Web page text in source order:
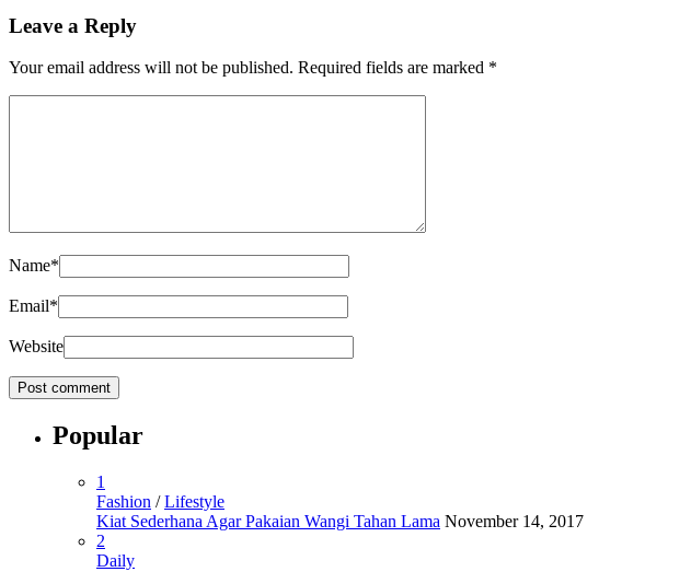
Leave a Reply
Your email address will not be published. Required fields are marked *
Name*
Email*
Website
Popular
1
Fashion /Lifestyle
Kiat Sederhana Agar Pakaian Wangi Tahan Lama November 14, 2017
2
Daily